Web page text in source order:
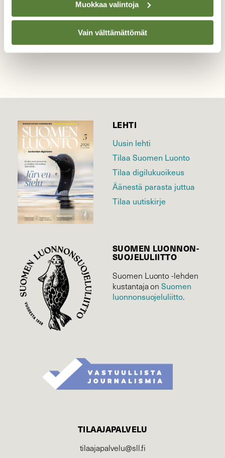
Muokkaa valintoja
Vain välttämättömät
TAKAISIN LISTAAN
LEHTI
Uusin lehti
Tilaa Suomen Luonto
Tilaa digilukuoikeus
Äänestä parasta juttua
Tilaa uutiskirje
SUOMEN LUONNON­
SUOJELU­LIITTO
Suomen Luonto -lehden
kustantaja onSuomen
luonnonsuojelu­liitto.
TILAAJAPALVELU
tilaajapalvelu@sll.fi